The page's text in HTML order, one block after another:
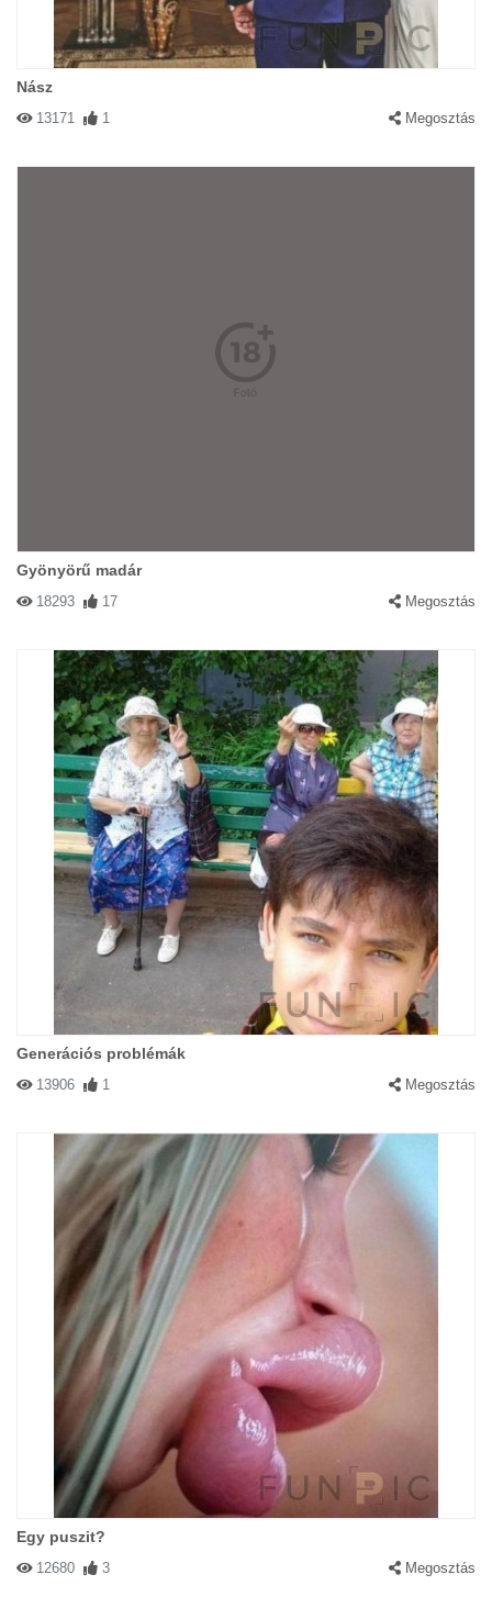
Nász
13171 1 Megosztás
Gyönyörű madár
18293 17 Megosztás
Generációs problémák
13906 1 Megosztás
Egy puszit?
12680 3 Megosztás